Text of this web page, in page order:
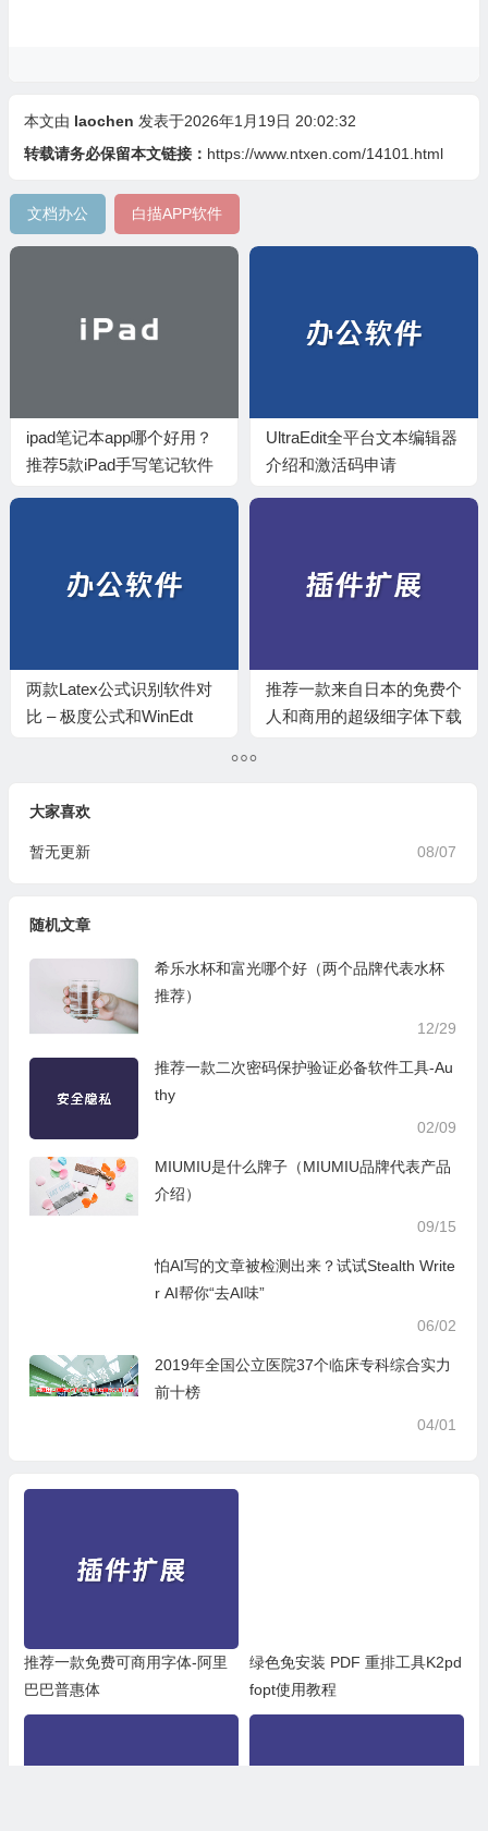
本文由 laochen 发表于2026年1月19日 20:02:32
转载请务必保留本文链接： https://www.ntxen.com/14101.html
文档办公 白描APP软件
ipad笔记本app哪个好用？
推荐5款iPad手写笔记软件
UltraEdit全平台文本编辑器
介绍和激活码申请
两款Latex公式识别软件对
比 – 极度公式和WinEdt
推荐一款来自日本的免费个
人和商用的超级细字体下载
大家喜欢
08/07
暂无更新
随机文章
希乐水杯和富光哪个好（两个品牌代表水杯
推荐）
12/29
推荐一款二次密码保护验证必备软件工具-Au
thy
02/09
MIUMIU是什么牌子（MIUMIU品牌代表产品
介绍）
09/15
怕AI写的文章被检测出来？试试Stealth Write
r AI帮你“去AI味”
06/02
2019年全国公立医院37个临床专科综合实力
前十榜
04/01
推荐一款免费可商用字体-阿里
巴巴普惠体
绿色免安装 PDF 重排工具K2pd
fopt使用教程